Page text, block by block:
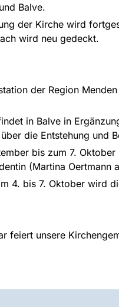
Balve.
der Kirche wird
wird neu gedeckt.
der Region
in Balve in
die Entstehung und
bis zum 7.
(Martina Oertmann
4. bis 7. Oktober wird
feiert unsere